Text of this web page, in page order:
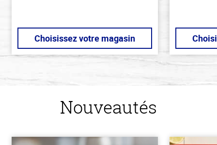
Choisissez votre magasin
Nouveautés